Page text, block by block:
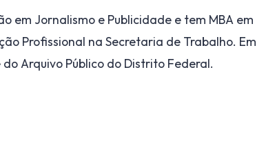
em Jornalismo e Publicidade e tem MBA em
Profissional na Secretaria de Trabalho. Em
Arquivo Público do Distrito Federal.